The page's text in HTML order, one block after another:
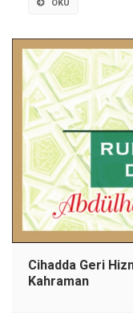
OKU
Cihadda Geri
Kahraman